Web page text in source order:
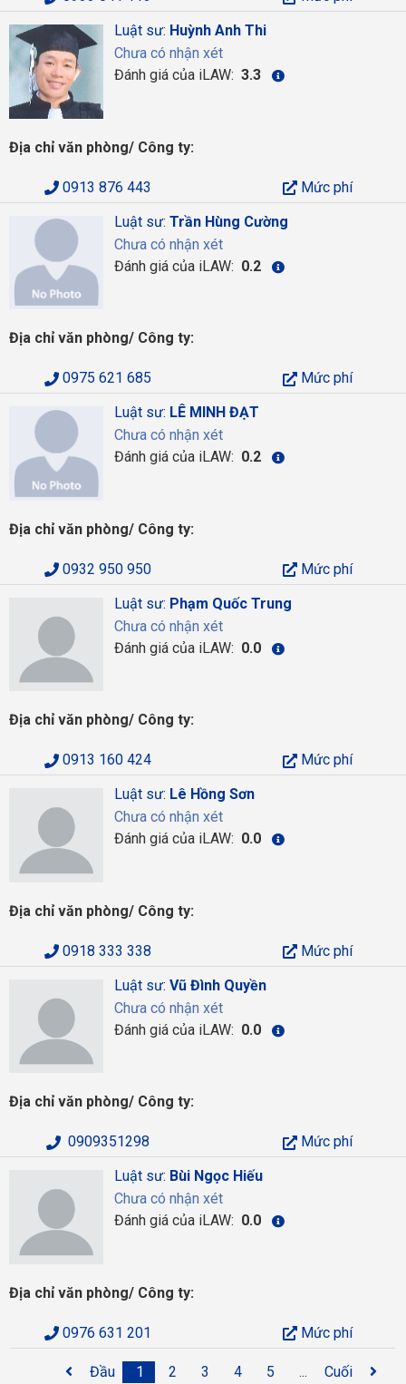
Luật sư: Huỳnh Anh Thi
Chưa có nhận xét
Đánh giá của iLAW: 3.3
Địa chỉ văn phòng/ Công ty:
0913 876 443
Mức phí
Luật sư: Trần Hùng Cường
Chưa có nhận xét
Đánh giá của iLAW: 0.2
Địa chỉ văn phòng/ Công ty:
0975 621 685
Mức phí
Luật sư: LÊ MINH ĐẠT
Chưa có nhận xét
Đánh giá của iLAW: 0.2
Địa chỉ văn phòng/ Công ty:
0932 950 950
Mức phí
Luật sư: Phạm Quốc Trung
Chưa có nhận xét
Đánh giá của iLAW: 0.0
Địa chỉ văn phòng/ Công ty:
0913 160 424
Mức phí
Luật sư: Lê Hồng Sơn
Chưa có nhận xét
Đánh giá của iLAW: 0.0
Địa chỉ văn phòng/ Công ty:
0918 333 338
Mức phí
Luật sư: Vũ Đình Quyền
Chưa có nhận xét
Đánh giá của iLAW: 0.0
Địa chỉ văn phòng/ Công ty:
0909351298
Mức phí
Luật sư: Bùi Ngọc Hiếu
Chưa có nhận xét
Đánh giá của iLAW: 0.0
Địa chỉ văn phòng/ Công ty:
0976 631 201 Mức phí
Đầu 1 2 3 4 5 ... Cuối